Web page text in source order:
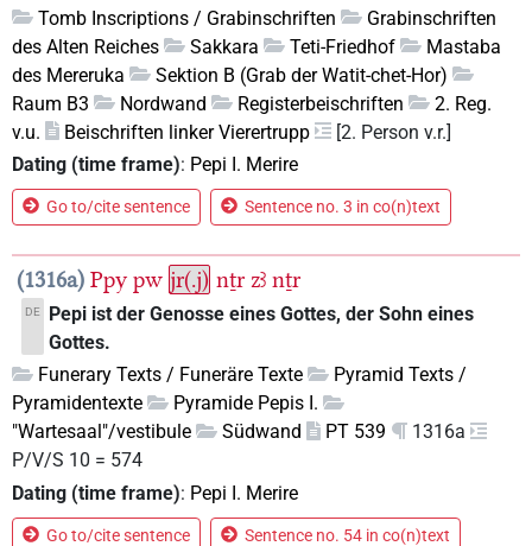
Tomb Inscriptions / Grabinschriften
Grabinschriften
des Alten Reiches
Sakkara Teti-Friedhof
Mastaba
des Mereruka
Sektion B (Grab der Watit-chet-Hor)
Raum B3
Nordwand Registerbeischriften
2. Reg.
v.u.
Beischriften linker Vierertrupp
[2. Person v.r.]
Dating (time frame): Pepi I. Merire
Go to/cite sentence Sentence no. 3 in co(n)text
1316a Ppy pw jr(.j) nṯr zꜣ nṯr
DE
Pepi ist der Genosse eines Gottes, der Sohn eines
Gottes.
Funerary Texts / Funeräre Texte
Pyramid Texts /
Pyramidentexte
Pyramide Pepis I.
"Wartesaal"/vestibule
Südwand PT 539
1316a
P/V/S 10 = 574
Dating (time frame): Pepi I. Merire
Go to/cite sentence Sentence no. 54 in co(n)text